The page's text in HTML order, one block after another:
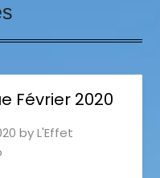
Février 2020
byL'Effet